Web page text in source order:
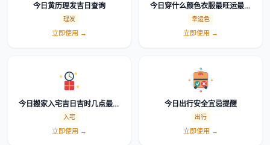
今日黄历理发吉日查询
理发
立即使用 →
今日穿什么颜色衣服最旺运最吉
利幸运色查询
幸运色
立即使用 →
今日搬家入宅吉日吉时几点最好
怎么选时辰
入宅
立即使用 →
今日出行安全宜忌提醒
出行
立即使用 →